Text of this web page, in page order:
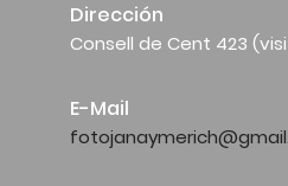
Dirección
Consell de Cent 423
E-Mail